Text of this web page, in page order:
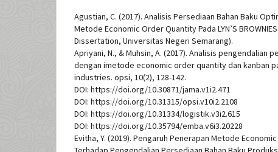
Agustian, C. (2017). Analisis Persediaan Bahan Baku
Metode Economic Order Quantity Pada LYN’S
Dissertation, Universitas Negeri Semarang).
Apriyani, N., & Muhsin, A. (2017). Analisis pengendalian
dengan imetode economic order quantity dan kanban
industries. opsi, 10(2), 128-142.
DOI: https://doi.org/10.30871/jama.v1i2.471
DOI: https://doi.org/10.31315/opsi.v10i2.2108
DOI: https://doi.org/10.31334/logistik.v3i2.615
DOI: https://doi.org/10.35794/emba.v6i3.20228
Evitha, Y. (2019). Pengaruh Penerapan Metode